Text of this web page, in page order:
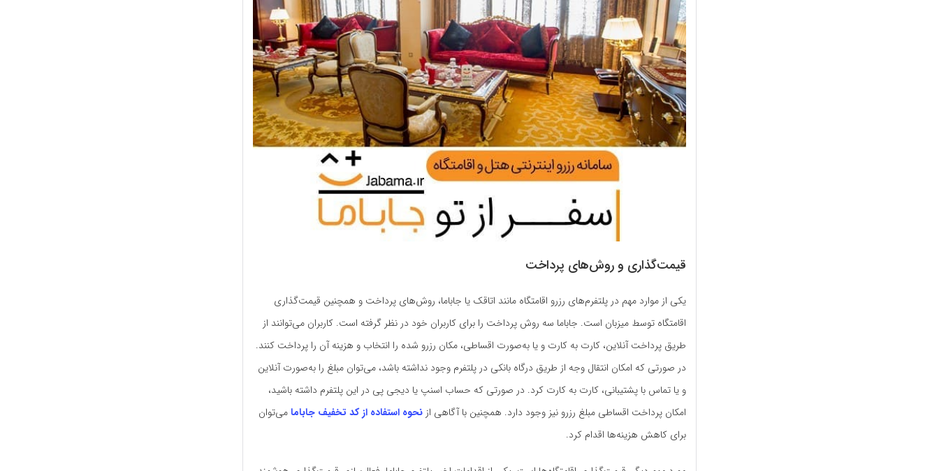
قیمت‌گذاری و روش‌های پرداخت
یکی از موارد مهم در پلتفرم‌های رزرو اقامتگاه‌ مانند اتاقک یا جاباما، روش‌های پرداخت و همچنین قیمت‌گذاری
اقامتگاه توسط میزبان است. جاباما سه روش پرداخت را برای کاربران خود در نظر گرفته است. کاربران می‌توانند از
طریق پرداخت آنلاین، کارت به کارت و یا به‌صورت اقساطی، مکان رزرو شده را انتخاب و هزینه آن را پرداخت کنند.
در صورتی که امکان انتقال وجه از طریق درگاه بانکی در پلتفرم وجود نداشته باشد، می‌توان مبلغ را به‌صورت آنلاین
و یا تماس با پشتیبانی، کارت به کارت کرد. در صورتی که حساب اسنپ یا دیجی پی در این پلتفرم داشته باشید،
امکان پرداخت اقساطی مبلغ رزرو نیز وجود دارد. همچنین با آگاهی از نحوه استفاده از کد تخفیف جاباما می‌توان
برای کاهش هزینه‌ها اقدام کرد.